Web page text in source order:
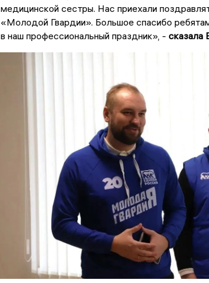
медицинской сестры. Нас приехали
«Молодой Гвардии». Большое спасибо
в наш профессиональный праздник», - сказала